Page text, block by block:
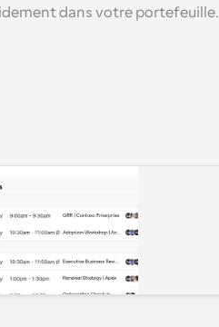
dans votre portefeuille.